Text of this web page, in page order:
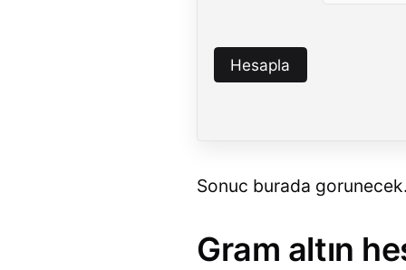
Hesapla
Sonuc burada
Gram altın